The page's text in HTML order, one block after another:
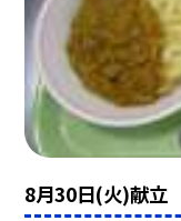
8月30日(火)献立